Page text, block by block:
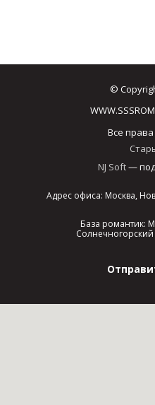
©
Все
NJ Soft—
Адрес офиса: Москва,
База романтик: